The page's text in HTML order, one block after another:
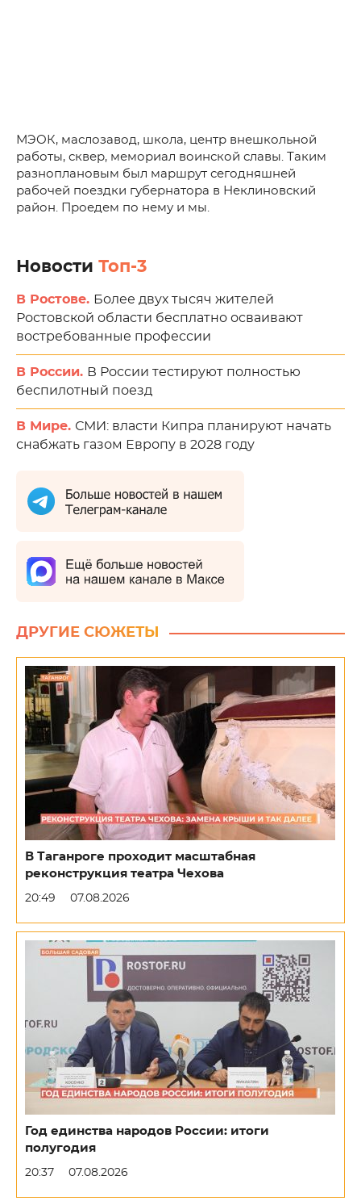
МЭОК, маслозавод, школа, центр внешкольной
работы, сквер, мемориал воинской славы. Таким
разноплановым был маршрут сегодняшней
рабочей поездки губернатора в Неклиновский
район. Проедем по нему и мы.
Новости Топ-3
В Ростове. Более двух тысяч жителей
Ростовской области бесплатно осваивают
востребованные профессии
В России. В России тестируют полностью
беспилотный поезд
В Мире. СМИ: власти Кипра планируют начать
снабжать газом Европу в 2028 году
ДРУГИЕ СЮЖЕТЫ
В Таганроге проходит масштабная
реконструкция театра Чехова
20:49 07.08.2026
Год единства народов России: итоги
полугодия
20:37 07.08.2026